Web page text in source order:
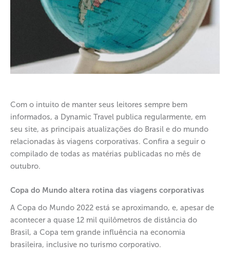
Com o intuito de manter seus leitores sempre bem
informados, a Dynamic Travel publica regularmente, em
seu site, as principais atualizações do Brasil e do mundo
relacionadas às viagens corporativas. Confira a seguir o
compilado de todas as matérias publicadas no mês de
outubro.
Copa do Mundo altera rotina das viagens corporativas
A Copa do Mundo 2022 está se aproximando, e, apesar de
acontecer a quase 12 mil quilômetros de distância do
Brasil, a Copa tem grande influência na economia
brasileira, inclusive no turismo corporativo.